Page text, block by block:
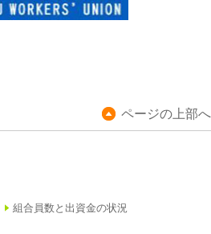
ページの上部へ
組合員数と出資金の状況